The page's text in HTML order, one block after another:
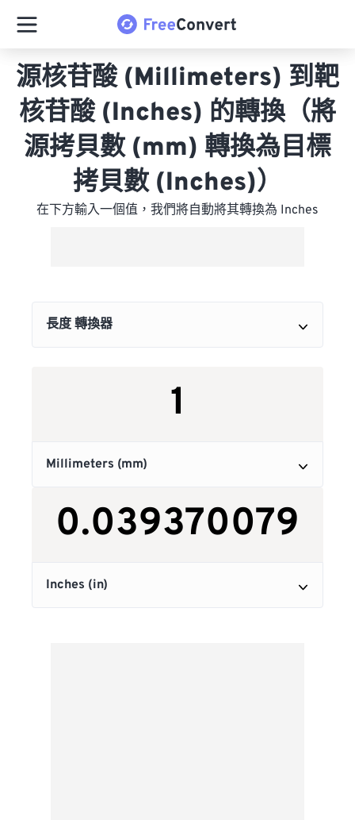
源核苷酸 (Millimeters) 到靶
核苷酸 (Inches) 的轉換（將
源拷貝數 (mm) 轉換為目標
拷貝數 (Inches)）
在下方輸入一個值，我們將自動將其轉換為 Inches